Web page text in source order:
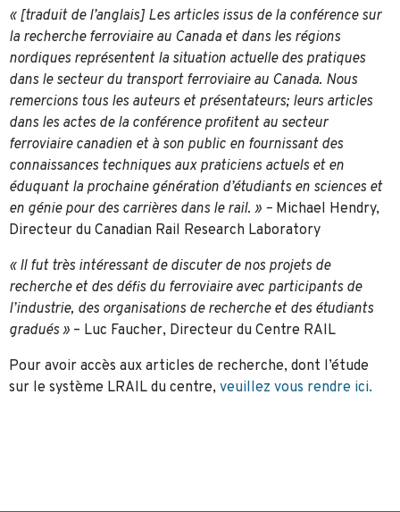
« [traduit de l’anglais] Les articles issus de la conférence sur
la recherche ferroviaire au Canada et dans les régions
nordiques représentent la situation actuelle des pratiques
dans le secteur du transport ferroviaire au Canada. Nous
remercions tous les auteurs et présentateurs; leurs articles
dans les actes de la conférence profitent au secteur
ferroviaire canadien et à son public en fournissant des
connaissances techniques aux praticiens actuels et en
éduquant la prochaine génération d’étudiants en sciences et
en génie pour des carrières dans le rail. » – Michael Hendry,
Directeur du Canadian Rail Research Laboratory
« Il fut très intéressant de discuter de nos projets de
recherche et des défis du ferroviaire avec participants de
l’industrie, des organisations de recherche et des étudiants
gradués » – Luc Faucher, Directeur du Centre RAIL
Pour avoir accès aux articles de recherche, dont l’étude
sur le système LRAIL du centre, veuillez vous rendre ici.